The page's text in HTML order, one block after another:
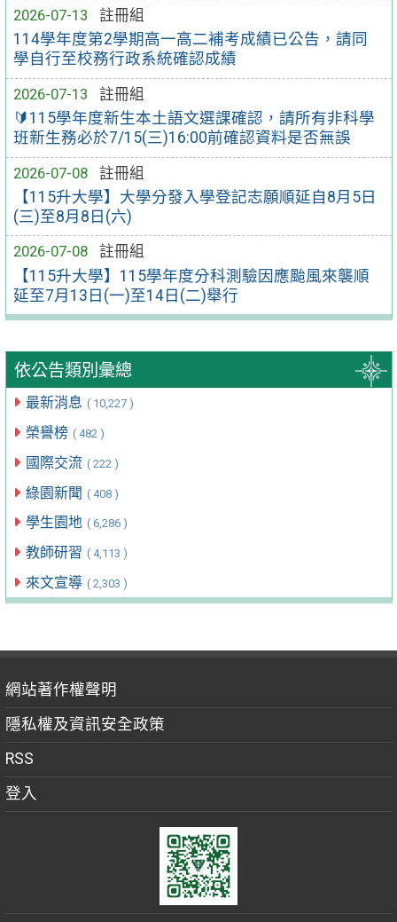
2026-07-13
註冊組
114學年度第2學期高一高二補考成績已公告，請同
學自行至校務行政系統確認成績
2026-07-13
註冊組
🔰115學年度新生本土語文選課確認，請所有非科學
班新生務必於7/15(三)16:00前確認資料是否無誤
2026-07-08
註冊組
【115升大學】大學分發入學登記志願順延自8月5日
(三)至8月8日(六)
2026-07-08
註冊組
【115升大學】115學年度分科測驗因應颱風來襲順
延至7月13日(一)至14日(二)舉行
依公告類別彙總
最新消息 ( 10,227 )
榮譽榜 ( 482 )
國際交流 ( 222 )
綠園新聞 ( 408 )
學生園地 ( 6,286 )
教師研習 ( 4,113 )
來文宣導 ( 2,303 )
網站著作權聲明
隱私權及資訊安全政策
RSS
登入